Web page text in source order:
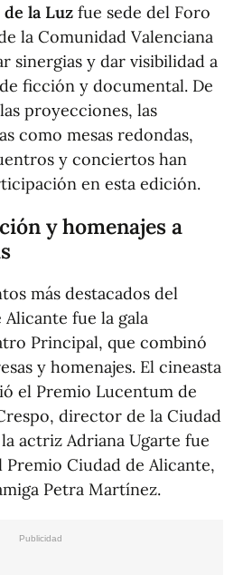
la Luz fue sede del Foro
la Comunidad Valenciana
sinergias y dar visibilidad a
ficción y documental. De
proyecciones, las
como mesas redondas,
y conciertos han
en esta edición.
y homenajes a
más destacados del
Alicante fue la gala
Principal, que combinó
y homenajes. El cineasta
el Premio Lucentum de
director de la Ciudad
actriz Adriana Ugarte fue
Premio Ciudad de Alicante,
Petra Martínez.